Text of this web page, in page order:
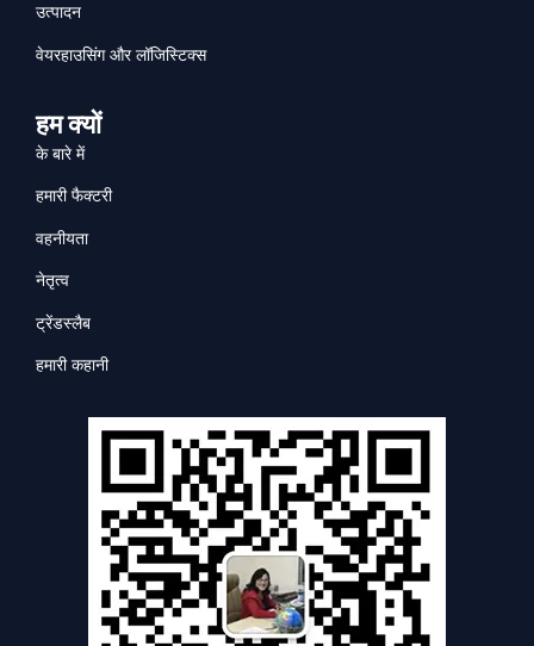
उत्पादन
वेयरहाउसिंग और लॉजिस्टिक्स
हम क्यों
के बारे में
हमारी फैक्टरी
वहनीयता
नेतृत्व
ट्रेंडस्लैब
हमारी कहानी